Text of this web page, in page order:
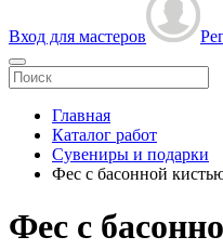
Вход для мастеров
Главная
Каталог работ
Сувениры и подарки
Фес с басонной
Фес с